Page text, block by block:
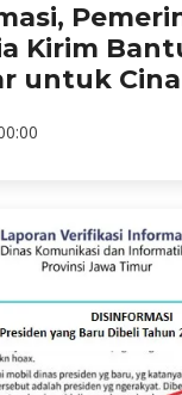
Kirim
untuk Cina